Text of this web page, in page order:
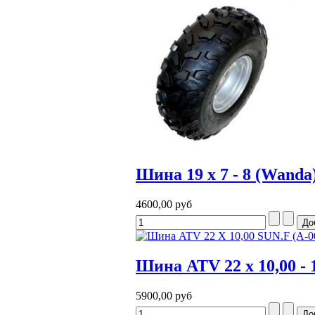
Шина 19 x 7 - 8
4600,00 руб
Шина ATV 22 x 10,00 -
5900,00 руб